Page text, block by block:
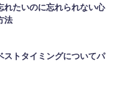
れたいのに忘れられない心
法
ストタイミングについてパ